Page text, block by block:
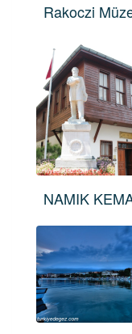
Rakoczi
NAMIK